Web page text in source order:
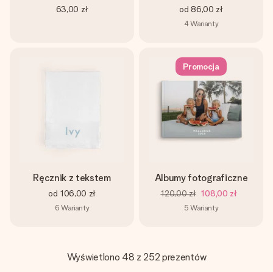
63,00 zł od 86,00 zł
4Warianty
Ręcznik z tekstem
od 106,00 zł
6 Warianty
Promocja
Albumy fotograficzne
120,00 zł 108,00 zł
5 Warianty
Wyświetlono 48 z 252 prezentów